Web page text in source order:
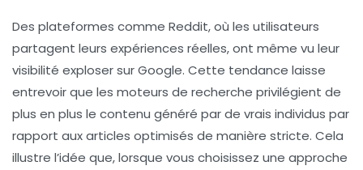
Des plateformes comme Reddit, où les utilisateurs
partagent leurs expériences réelles, ont même vu leur
visibilité exploser sur Google. Cette tendance laisse
entrevoir que les moteurs de recherche privilégient de
plus en plus le contenu généré par de vrais individus par
rapport aux articles optimisés de manière stricte. Cela
illustre l’idée que, lorsque vous choisissez une approche